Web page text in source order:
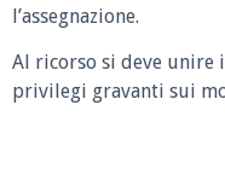
l’assegnazione.
Al ricorso si deve unire
privilegi gravanti sui